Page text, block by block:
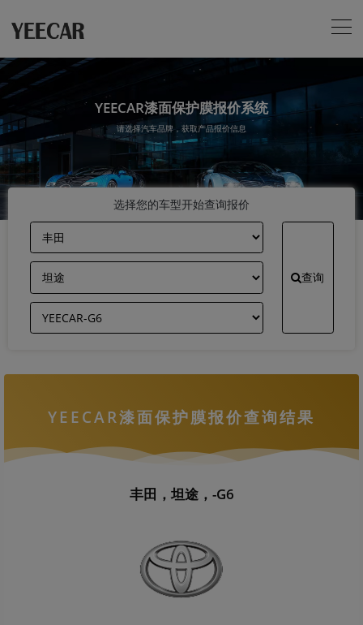
YEECAR漆面保护膜报价系统
请选择汽车品牌，获取产品报价信息
选择您的车型开始查询报价
查询
YEECAR漆面保护膜报价查询结果
丰田，坦途，-G6